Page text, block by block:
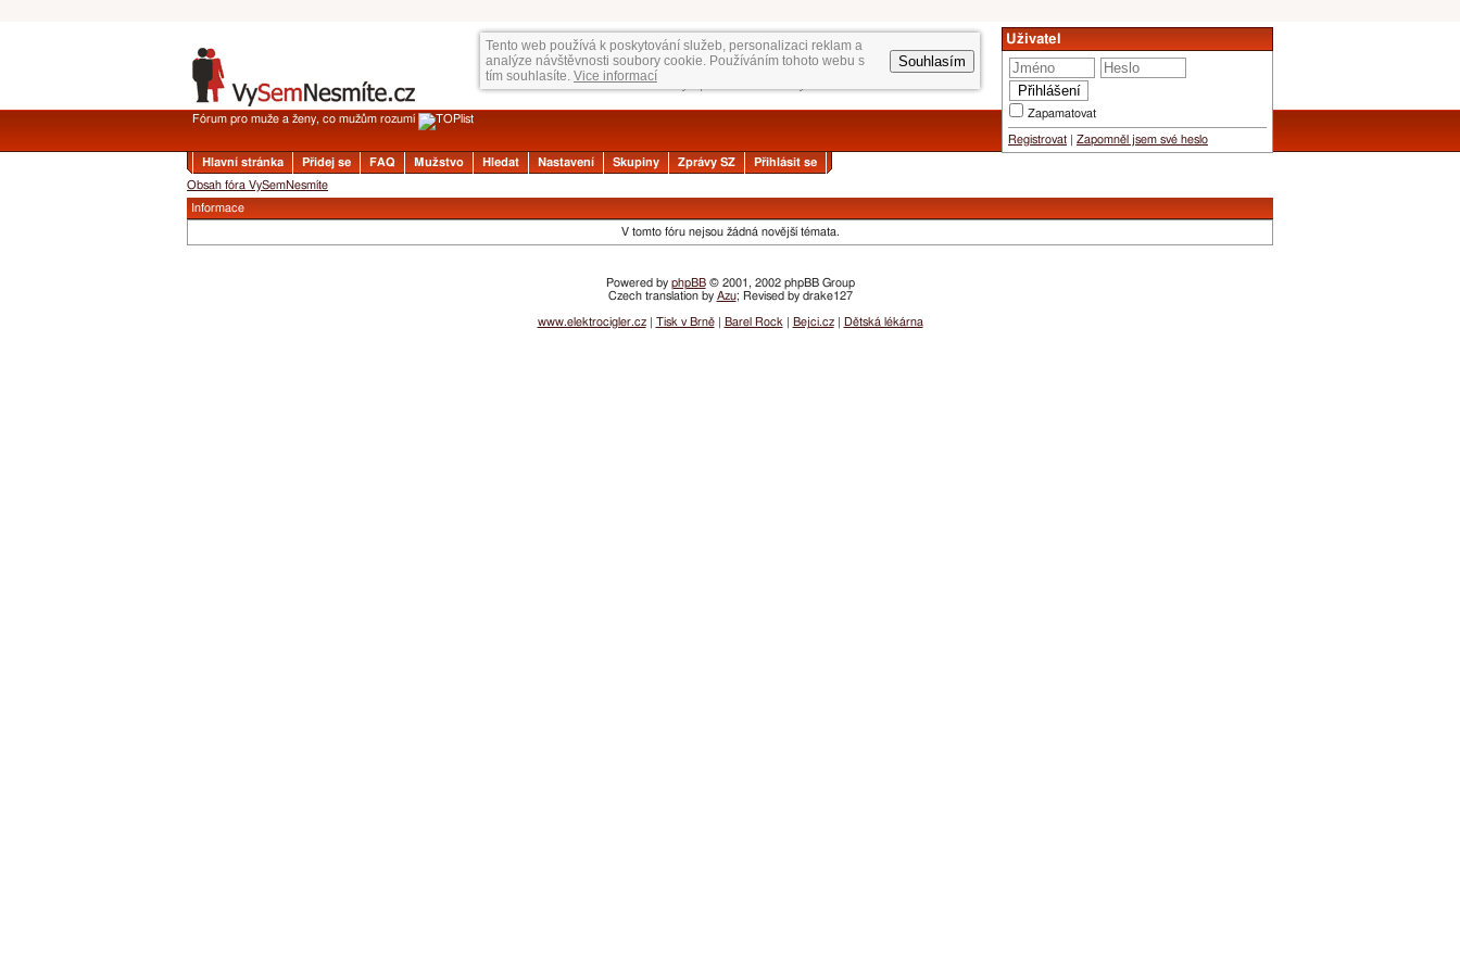
Tento web používá k poskytování služeb, personalizaci reklam a
analýze návštěvnosti soubory cookie. Používáním tohoto webu s
tím souhlasíte. Vice informací
Souhlasím
Uživatel
Zapamatovat
Registrovat Zapomněl jsem své heslo
Fórum pro muže a ženy, co mužům rozumí
Hlavní stránka Přidej se FAQ Mužstvo Hledat Nastavení Skupiny Zprávy SZ
Přihlásit se
Obsah fóra VySemNesmíte
Informace
V tomto fóru nejsou žádná novější témata.
Powered by phpBB© 2001, 2002 phpBB Group
Czech translation by Azu; Revised by drake127
www.elektrocigler.cz| Tisk v Brně| Barel Rock Bejci.cz| Dětská lékárna